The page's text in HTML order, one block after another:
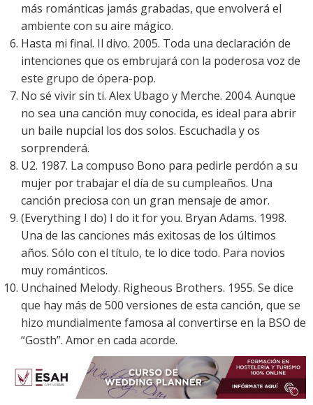
más románticas jamás grabadas, que envolverá el
ambiente con su aire mágico.
Hasta mi final. Il divo. 2005. Toda una declaración de
intenciones que os embrujará con la poderosa voz de
este grupo de ópera-pop.
No sé vivir sin ti. Alex Ubago y Merche. 2004. Aunque
no sea una canción muy conocida, es ideal para abrir
un baile nupcial los dos solos. Escuchadla y os
sorprenderá.
U2. 1987. La compuso Bono para pedirle perdón a su
mujer por trabajar el día de su cumpleaños. Una
canción preciosa con un gran mensaje de amor.
(Everything I do) I do it for you. Bryan Adams. 1998.
Una de las canciones más exitosas de los últimos
años. Sólo con el título, te lo dice todo. Para novios
muy románticos.
Unchained Melody. Righeous Brothers. 1955. Se dice
que hay más de 500 versiones de esta canción, que se
hizo mundialmente famosa al convertirse en la BSO de
“Gosth”. Amor en cada acorde.